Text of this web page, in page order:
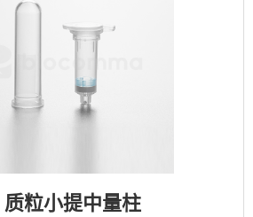
质粒小提中量柱